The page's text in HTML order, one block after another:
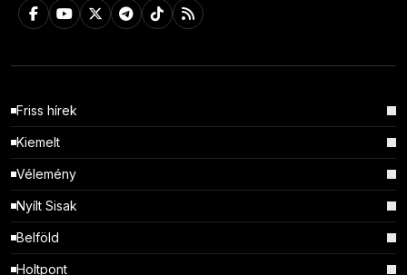
Friss hírek
Kiemelt
Vélemény
Nyílt Sisak
Belföld
Holtpont